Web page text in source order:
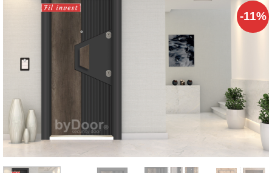
-11%
Добавяне
към
списъка с